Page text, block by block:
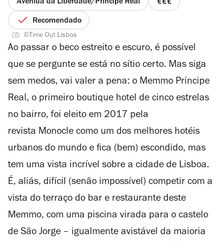
Avenida da Liberdade/Príncipe Real
preço
Recomendado
©Time Out Lisboa
Ao passar o beco estreito e escuro, é possível
que se pergunte se está no sítio certo. Mas siga
sem medos, vai valer a pena: o Memmo Príncipe
Real, o primeiro boutique hotel de cinco estrelas
no bairro, foi eleito em 2017 pela
revista Monocle como um dos melhores hotéis
urbanos do mundo e fica (bem) escondido, mas
tem uma vista incrível sobre a cidade de Lisboa.
É, aliás, difícil (senão impossível) competir com a
vista do terraço do bar e restaurante deste
Memmo, com uma piscina virada para o castelo
de São Jorge – igualmente avistável da maioria